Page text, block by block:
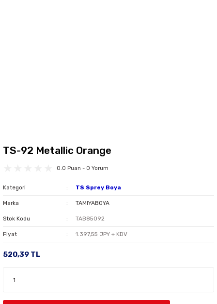
TS-92 Metallic Orange
0.0 Puan - 0 Yorum
Kategori TS Sprey Boya
Marka TAMIYABOYA
Stok Kodu TAB85092
Fiyat 1.397,55 JPY + KDV
520,39 TL